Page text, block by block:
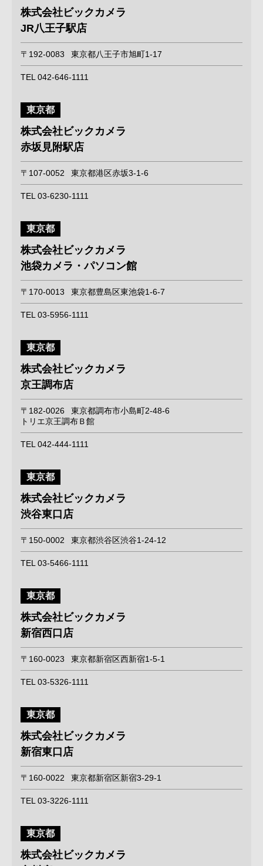
株式会社ビックカメラ
JR八王子駅店
〒192-0083 東京都八王子市旭町1-17
TEL 042-646-1111
東京都
株式会社ビックカメラ
赤坂見附駅店
〒107-0052 東京都港区赤坂3-1-6
TEL 03-6230-1111
東京都
株式会社ビックカメラ
池袋カメラ・パソコン館
〒170-0013 東京都豊島区東池袋1-6-7
TEL 03-5956-1111
東京都
株式会社ビックカメラ
京王調布店
〒182-0026
東京都調布市小島町2-48-6
トリエ京王調布Ｂ館
TEL 042-444-1111
東京都
株式会社ビックカメラ
渋谷東口店
〒150-0002 東京都渋谷区渋谷1-24-12
TEL 03-5466-1111
東京都
株式会社ビックカメラ
新宿西口店
〒160-0023 東京都新宿区西新宿1-5-1
TEL 03-5326-1111
東京都
株式会社ビックカメラ
新宿東口店
〒160-0022 東京都新宿区新宿3-29-1
TEL 03-3226-1111
東京都
株式会社ビックカメラ